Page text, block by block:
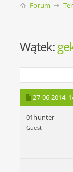
Forum
Wątek:
27-06-2014,
01hunter
Guest